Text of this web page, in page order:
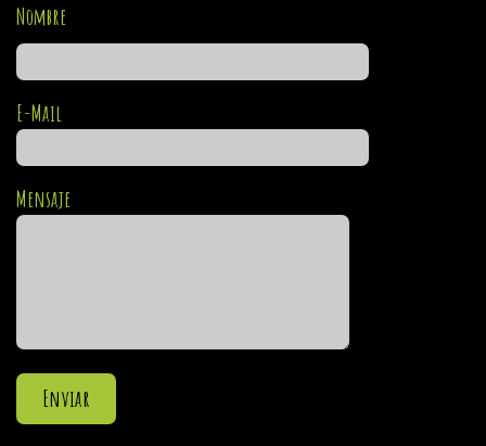
Nombre
E-Mail
Mensaje